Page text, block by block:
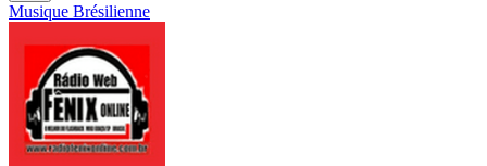
Musique Brésilienne